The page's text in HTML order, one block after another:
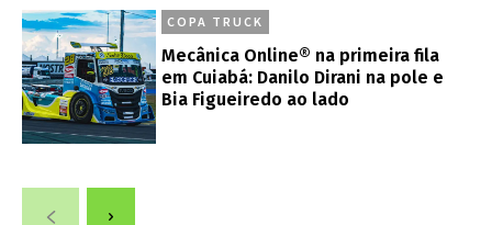
COPA TRUCK
Mecânica Online® na primeira fila
em Cuiabá: Danilo Dirani na pole e
Bia Figueiredo ao lado